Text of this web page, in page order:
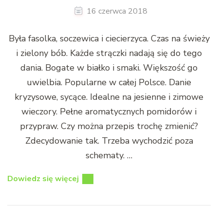
16 czerwca 2018
Była fasolka, soczewica i ciecierzyca. Czas na świeży
i zielony bób. Każde strączki nadają się do tego
dania. Bogate w białko i smaki. Większość go
uwielbia. Popularne w całej Polsce. Danie
kryzysowe, sycące. Idealne na jesienne i zimowe
wieczory. Pełne aromatycznych pomidorów i
przypraw. Czy można przepis trochę zmienić?
Zdecydowanie tak. Trzeba wychodzić poza
schematy. …
Dowiedz się więcej